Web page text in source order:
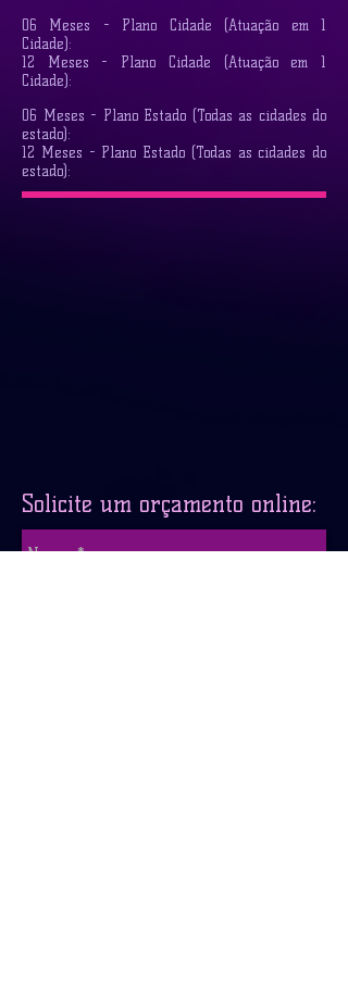
06 Meses - Plano Cidade (Atuação em 1
Cidade):
12 Meses - Plano Cidade (Atuação em 1
Cidade):
06 Meses - Plano Estado (Todas as cidades do
estado):
12 Meses - Plano Estado (Todas as cidades do
estado):
Solicite um orçamento online: